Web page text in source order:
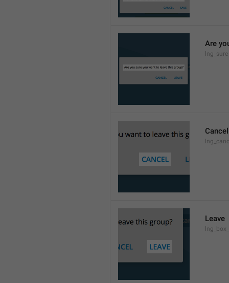
Are
Cancel
Leave